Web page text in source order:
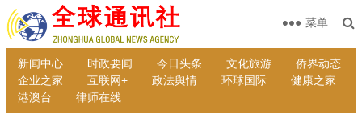
新闻中心 时政要闻 今日头条 文化旅游
侨界动态
企业之家
互联网+ 政法舆情 环球国际
健康之家
港澳台
律师在线
菜单